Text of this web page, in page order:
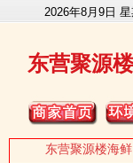
2026年8月9日
东营聚源
东营聚源楼海